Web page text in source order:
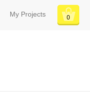
My Projects 0